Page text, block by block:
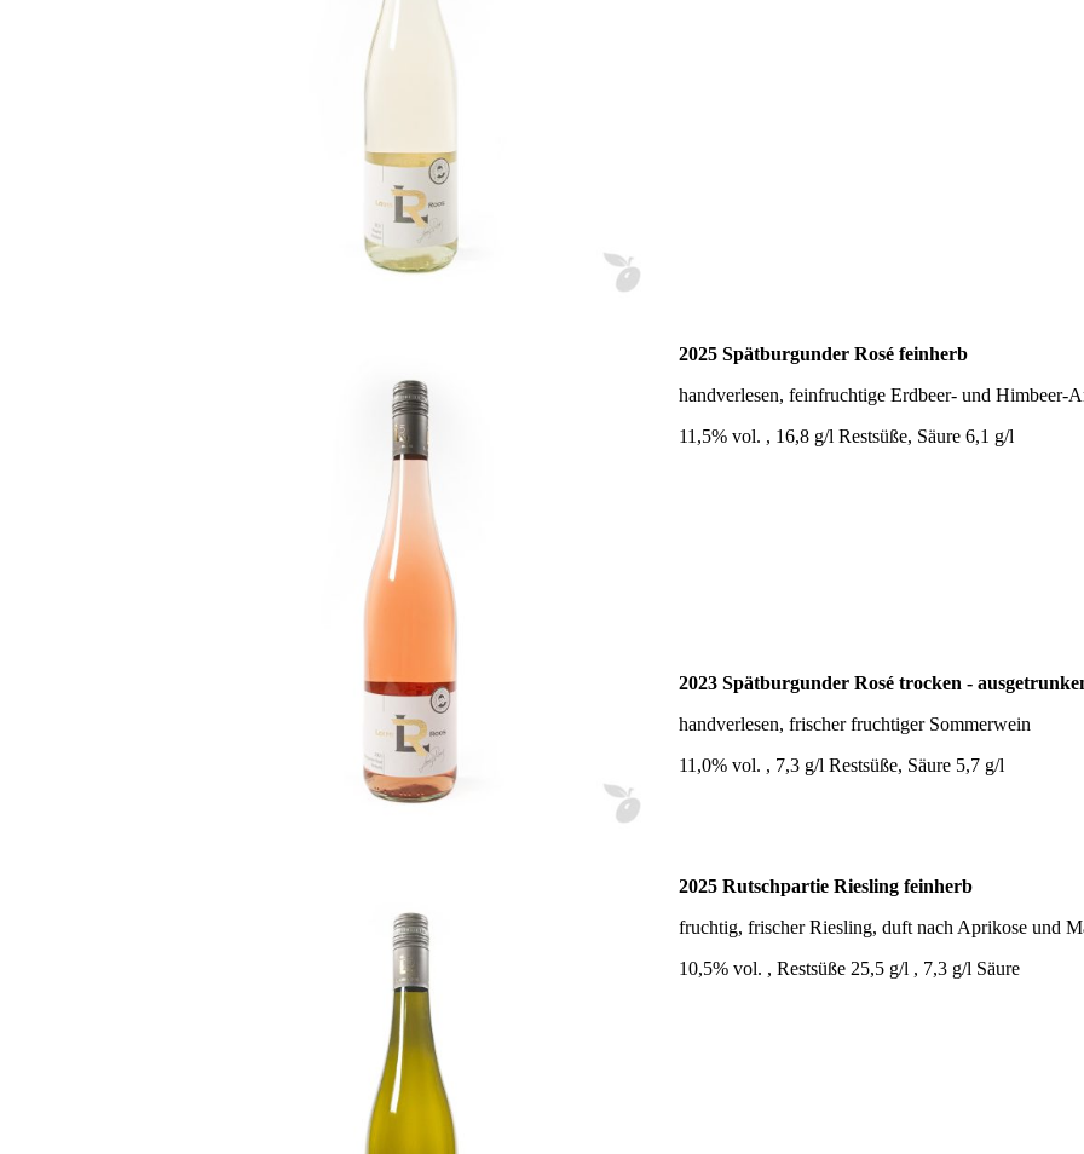
2025 Spätburgunder Rosé feinherb
handverlesen, feinfruchtige Erdbeer- und Himbeer-
11,5% vol. , 16,8 g/l Restsüße, Säure 6,1 g/l
2023 Spätburgunder Rosé trocken -
handverlesen, frischer fruchtiger Sommerwein
11,0% vol. , 7,3 g/l Restsüße, Säure 5,7 g/l
2025 Rutschpartie Riesling feinherb
fruchtig, frischer Riesling, duft nach Aprikose und
10,5% vol. , Restsüße 25,5 g/l , 7,3 g/l Säure